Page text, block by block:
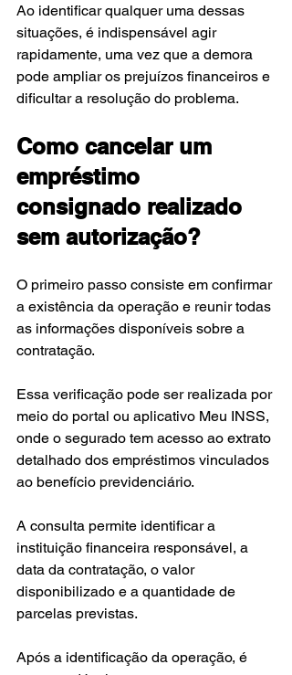
Ao identificar qualquer uma dessas
situações, é indispensável agir
rapidamente, uma vez que a demora
pode ampliar os prejuízos financeiros e
dificultar a resolução do problema.
Como cancelar um
empréstimo
consignado realizado
sem autorização?
O primeiro passo consiste em confirmar
a existência da operação e reunir todas
as informações disponíveis sobre a
contratação.
Essa verificação pode ser realizada por
meio do portal ou aplicativo Meu INSS,
onde o segurado tem acesso ao extrato
detalhado dos empréstimos vinculados
ao benefício previdenciário.
A consulta permite identificar a
instituição financeira responsável, a
data da contratação, o valor
disponibilizado e a quantidade de
parcelas previstas.
Após a identificação da operação, é